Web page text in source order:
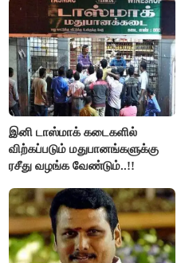
இனி டாஸ்மாக் கடைகளில்
விற்கப்படும் மதுபானங்களுக்கு
ரசீது வழங்க வேண்டும்..!!